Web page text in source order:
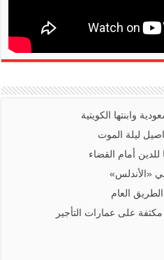
وابنتها الكويتية
ليلة الموت
للدين أمام القضاء
«الأندلس»
العام
على عمارات التأجير